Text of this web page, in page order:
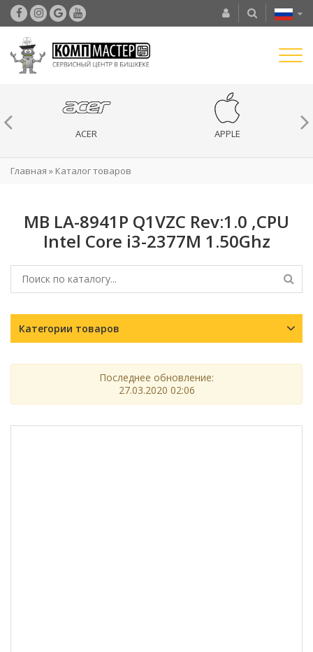
ACER APPLE
Главная » Каталог товаров
MB LA-8941P Q1VZC Rev:1.0 ,CPU
Intel Core i3-2377M 1.50Ghz
Категории товаров
Последнее обновление:
27.03.2020 02:06